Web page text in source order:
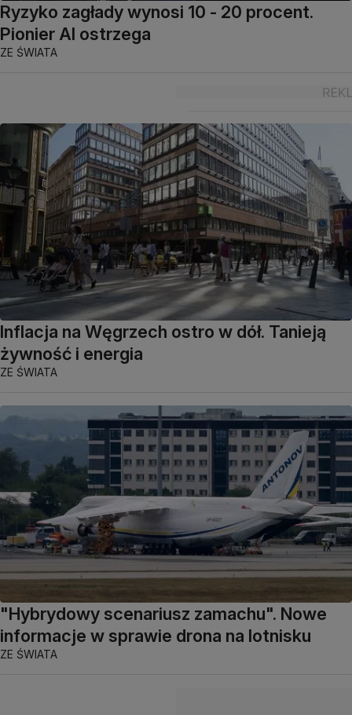
Ryzyko zagłady wynosi 10 - 20 procent.
Pionier AI ostrzega
ZE ŚWIATA
Inflacja na Węgrzech ostro w dół. Tanieją
żywność i energia
ZE ŚWIATA
"Hybrydowy scenariusz zamachu". Nowe
informacje w sprawie drona na lotnisku
ZE ŚWIATA